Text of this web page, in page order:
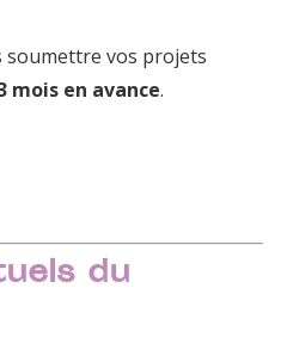
soumettre vos projets
mois en avance.
du